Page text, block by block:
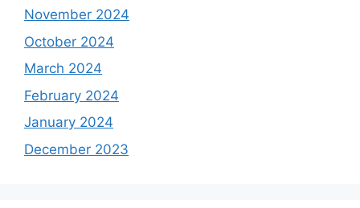
November 2024
October 2024
March 2024
February 2024
January 2024
December 2023